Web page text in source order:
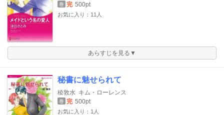
巻 完 500pt
お気に入り：11人
あらすじを見る▼
秘書に魅せられて
稜敦水 キム・ローレンス
巻 完 500pt
お気に入り：1人